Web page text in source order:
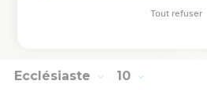
Ecclésiaste 10
Tout refuser